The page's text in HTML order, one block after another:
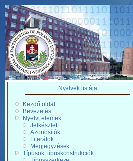
Nyelvek listája
Kezdő oldal
Bevezetés
Nyelvi elemek
Jelkészlet
Azonosítók
Literálok
Megjegyzések
Típusok, típuskonstrukciók